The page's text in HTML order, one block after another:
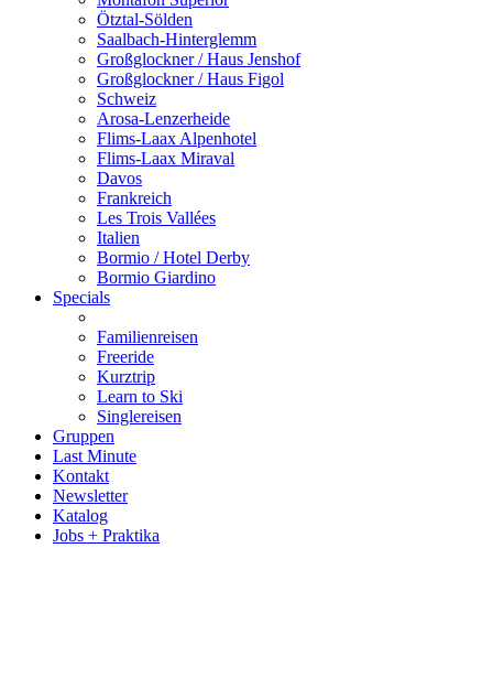
Ötztal-Sölden
Saalbach-Hinterglemm
Großglockner / Haus Jenshof
Großglockner / Haus Figol
Schweiz
Arosa-Lenzerheide
Flims-Laax Alpenhotel
Flims-Laax Miraval
Davos
Frankreich
Les Trois Vallées
Italien
Bormio / Hotel Derby
Bormio Giardino
Specials
Familienreisen
Freeride
Kurztrip
Learn to Ski
Singlereisen
Gruppen
Last Minute
Kontakt
Newsletter
Katalog
Jobs + Praktika